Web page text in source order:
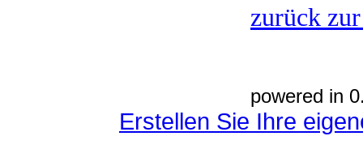
zurück
powered in
Erstellen Sie Ihre